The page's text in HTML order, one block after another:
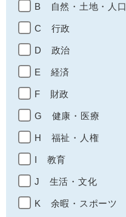
B 自然・土地・人口
C 行政
D 政治
E 経済
F 財政
G 健康・医療
H 福祉・人権
I 教育
J 生活・文化
K 余暇・スポーツ